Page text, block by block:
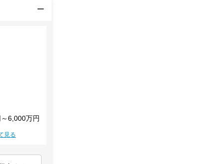
6,000万円
見る